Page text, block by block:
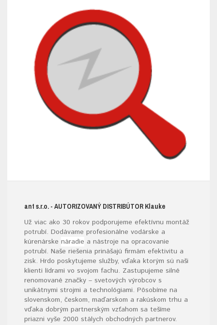
ant s.r.o. - AUTORIZOVANÝ DISTRIBÚTOR Klauke
Už viac ako 30 rokov podporujeme efektívnu montáž
potrubí. Dodávame profesionálne vodárske a
kúrenárske náradie a nástroje na opracovanie
potrubí. Naše riešenia prinášajú firmám efektivitu a
zisk. Hrdo poskytujeme služby, vďaka ktorým sú naši
klienti lídrami vo svojom fachu. Zastupujeme silné
renomované značky – svetových výrobcov s
unikátnymi strojmi a technológiami. Pôsobíme na
slovenskom, českom, maďarskom a rakúskom trhu a
vďaka dobrým partnerským vzťahom sa tešíme
priazni vyše 2000 stálych obchodných partnerov.